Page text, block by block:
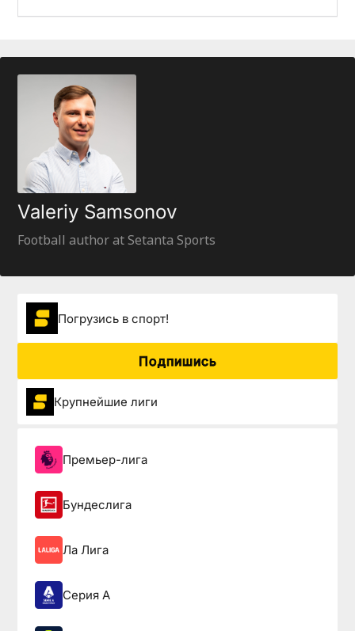
Valeriy Samsonov
Football author at Setanta Sports
Погрузиcь в спорт!
Подпишись
Крупнейшие лиги
Премьер-лига
Бундеслига
Ла Лига
Серия А